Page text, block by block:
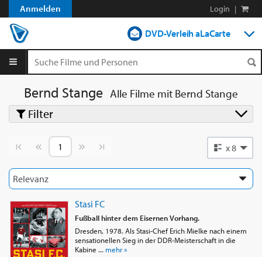
Anmelden Login |
DVD-Verleih aLaCarte
Bernd Stange Alle Filme mit Bernd Stange
Vorherige SeiteNächste Seite x 8
Stasi FC
Fußball hinter dem Eisernen Vorhang.
Dresden, 1978. Als Stasi-Chef Erich Mielke nach einem
sensationellen Sieg in der DDR-Meisterschaft in die
Kabine ... mehr »
Filter